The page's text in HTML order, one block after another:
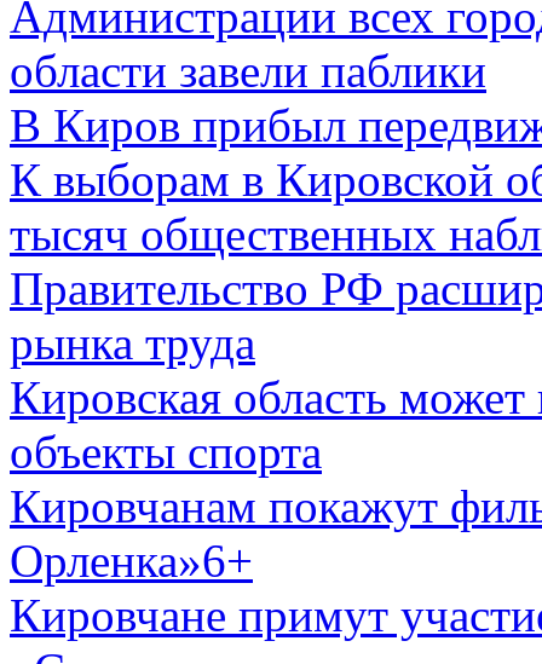
Администрации всех
области завели паблики
В Киров прибыл
К выборам в Кировской
тысяч общественных
Правительство РФ
рынка труда
Кировская область
объекты спорта
Кировчанам покажут
Орленка»6+
Кировчане примут